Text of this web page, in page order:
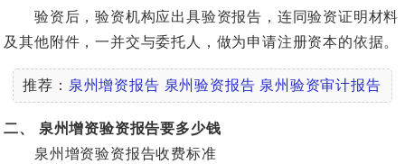
验资后，验资机构应出具验资报告，连同验资证明材料
及其他附件，一并交与委托人，做为申请注册资本的依据。
推荐： 泉州增资报告 泉州验资报告 泉州验资审计报告
二、 泉州增资验资报告要多少钱
泉州增资验资报告收费标准